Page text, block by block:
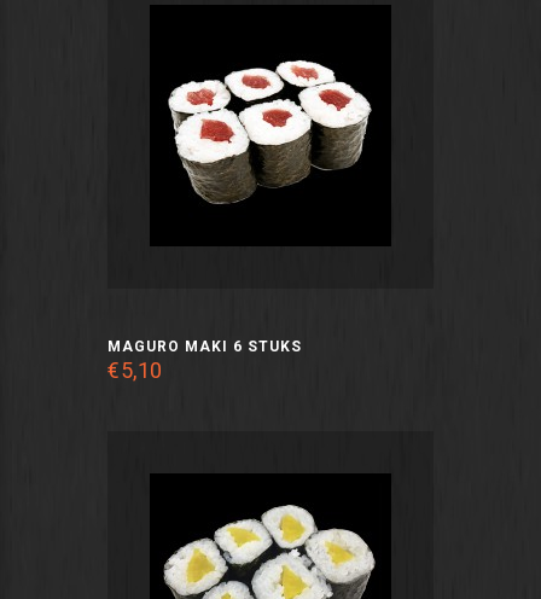
MAGURO MAKI 6 STUKS
€5,10